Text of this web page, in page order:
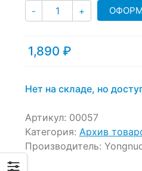
- Количество
+
1,890 ₽
Нет на складе, но
Артикул: 00057
Категория: Архив
Производитель: